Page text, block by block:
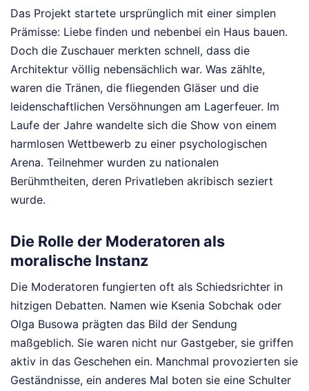
Das Projekt startete ursprünglich mit einer simplen
Prämisse: Liebe finden und nebenbei ein Haus bauen.
Doch die Zuschauer merkten schnell, dass die
Architektur völlig nebensächlich war. Was zählte,
waren die Tränen, die fliegenden Gläser und die
leidenschaftlichen Versöhnungen am Lagerfeuer. Im
Laufe der Jahre wandelte sich die Show von einem
harmlosen Wettbewerb zu einer psychologischen
Arena. Teilnehmer wurden zu nationalen
Berühmtheiten, deren Privatleben akribisch seziert
wurde.
Die Rolle der Moderatoren als
moralische Instanz
Die Moderatoren fungierten oft als Schiedsrichter in
hitzigen Debatten. Namen wie Ksenia Sobchak oder
Olga Busowa prägten das Bild der Sendung
maßgeblich. Sie waren nicht nur Gastgeber, sie griffen
aktiv in das Geschehen ein. Manchmal provozierten sie
Geständnisse, ein anderes Mal boten sie eine Schulter